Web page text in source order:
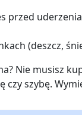
przed
(deszcz,
Nie musisz
czy szybę.